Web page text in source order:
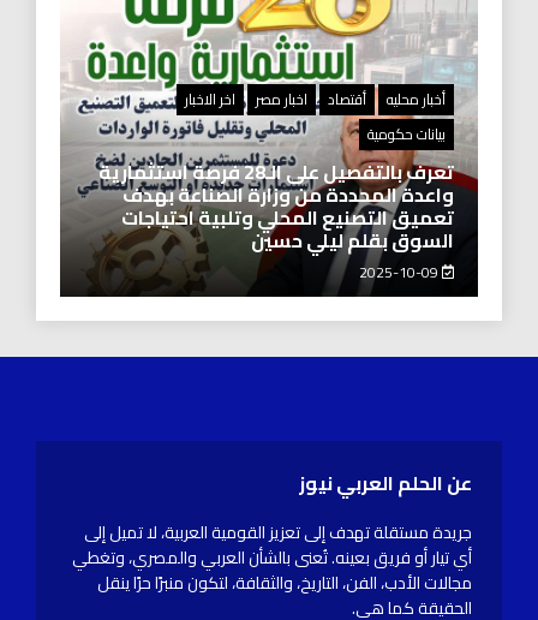
أخبار محليه أقتصاد اخبار مصر
اخر الاخبار
بيانات حكومية
تعرف بالتفصيل على الـ28 فرصة استثمارية
واعدة المحددة من وزارة الصناعة بهدف
تعميق التصنيع المحلي وتلبية احتياجات
السوق بقلم ليلي حسين
عن الحلم العربي نيوز
جريدة مستقلة تهدف إلى تعزيز القومية العربية، لا تميل إلى
أي تيار أو فريق بعينه. تُعنى بالشأن العربي والمصري، وتغطي
مجالات الأدب، الفن، التاريخ، والثقافة، لتكون منبرًا حرًا ينقل
الحقيقة كما هي.